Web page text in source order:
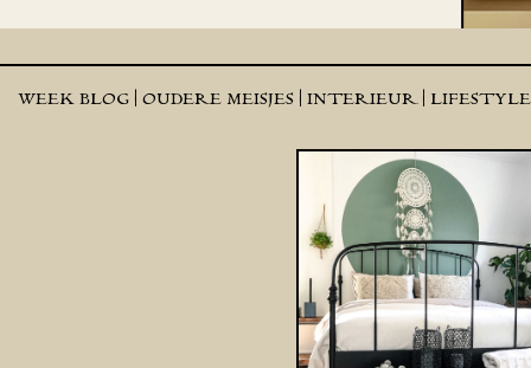
WEEK BLOG | OUDERE MEISJES | INTERIEUR | LIFESTYLE